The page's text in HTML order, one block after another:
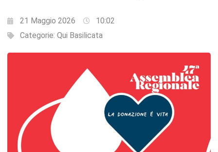
21 Maggio 2026
10:02
Categorie: Qui Basilicata